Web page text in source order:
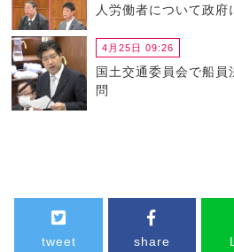
人労働者について政府
4月25日 09:26
国土交通委員会で船
問
tweet share